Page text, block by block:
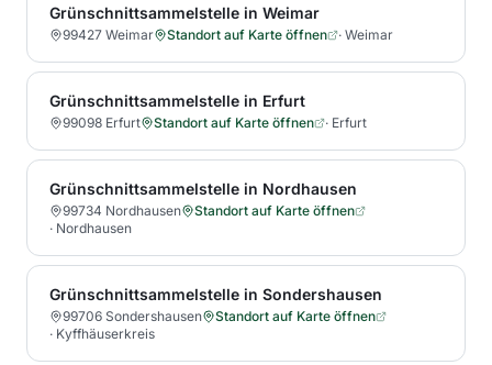
Grünschnittsammelstelle in Weimar
99427 Weimar Standort auf Karte öffnen · Weimar
Grünschnittsammelstelle in Erfurt
99098 Erfurt Standort auf Karte öffnen · Erfurt
Grünschnittsammelstelle in Nordhausen
99734 Nordhausen
Standort auf Karte öffnen
· Nordhausen
Grünschnittsammelstelle in Sondershausen
99706 Sondershausen
Standort auf Karte öffnen
· Kyffhäuserkreis